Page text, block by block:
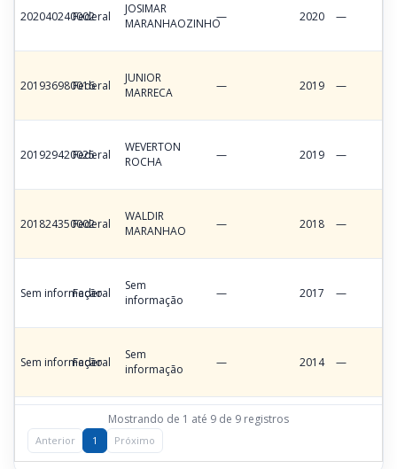
202040240002
Federal
JOSIMAR
MARANHAOZINHO— 2020 —
201936980016
Federal
JUNIOR
MARRECA
— 2019 —
201929420025
Federal
WEVERTON
ROCHA
— 2019 —
201824350002
Federal
WALDIR
MARANHAO
— 2018 —
Sem informação
Federal
Sem
informação
— 2017 —
Sem informação
Federal
Sem
informação
— 2014 —
Mostrando de 1 até 9 de 9 registros
Anterior 1 Próximo